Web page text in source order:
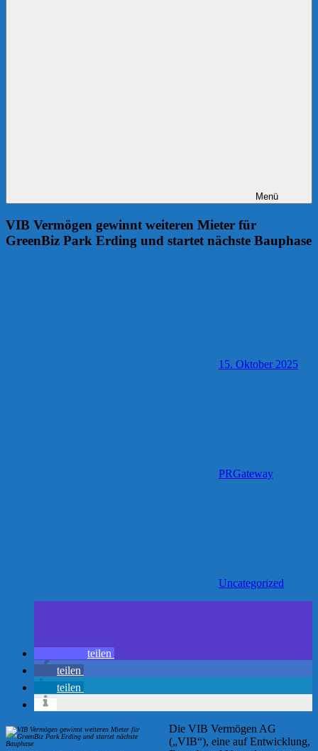
Menü
VIB Vermögen gewinnt weiteren Mieter für
GreenBiz Park Erding und startet nächste Bauphase
15. Oktober 2025
PRGateway
Uncategorized
teilen
teilen
teilen
Die VIB Vermögen AG
(„VIB“), eine auf Entwicklung,